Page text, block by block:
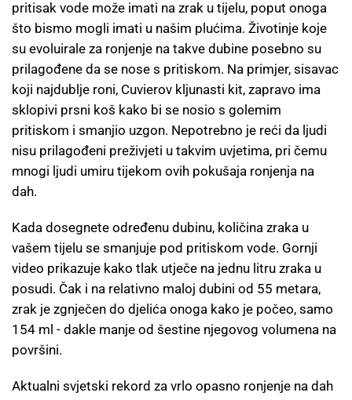
pritisak vode može imati na zrak u tijelu, poput onoga
što bismo mogli imati u našim plućima. Životinje koje
su evoluirale za ronjenje na takve dubine posebno su
prilagođene da se nose s pritiskom. Na primjer, sisavac
koji najdublje roni, Cuvierov kljunasti kit, zapravo ima
sklopivi prsni koš kako bi se nosio s golemim
pritiskom i smanjio uzgon. Nepotrebno je reći da ljudi
nisu prilagođeni preživjeti u takvim uvjetima, pri čemu
mnogi ljudi umiru tijekom ovih pokušaja ronjenja na
dah.
Kada dosegnete određenu dubinu, količina zraka u
vašem tijelu se smanjuje pod pritiskom vode. Gornji
video prikazuje kako tlak utječe na jednu litru zraka u
posudi. Čak i na relativno maloj dubini od 55 metara,
zrak je zgnječen do djelića onoga kako je počeo, samo
154 ml - dakle manje od šestine njegovog volumena na
površini.
Aktualni svjetski rekord za vrlo opasno ronjenje na dah